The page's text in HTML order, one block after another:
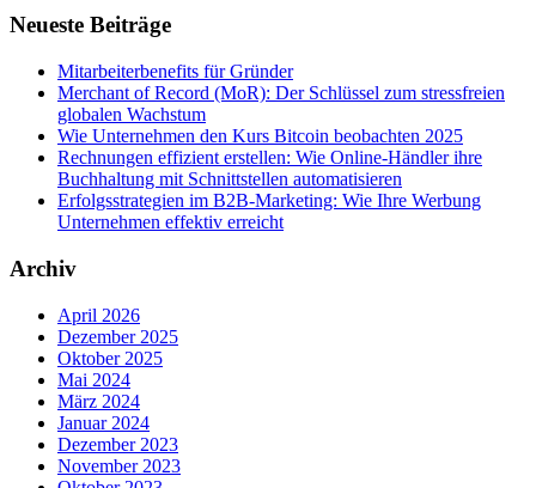
Neueste Beiträge
Mitarbeiterbenefits für Gründer
Merchant of Record (MoR): Der Schlüssel zum stressfreien
globalen Wachstum
Wie Unternehmen den Kurs Bitcoin beobachten 2025
Rechnungen effizient erstellen: Wie Online-Händler ihre
Buchhaltung mit Schnittstellen automatisieren
Erfolgsstrategien im B2B-Marketing: Wie Ihre Werbung
Unternehmen effektiv erreicht
Archiv
April 2026
Dezember 2025
Oktober 2025
Mai 2024
März 2024
Januar 2024
Dezember 2023
November 2023